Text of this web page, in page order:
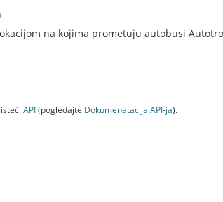
na kojima prometuju autobusi
API(pogledajte Dokumenаtаcijа API-jа).